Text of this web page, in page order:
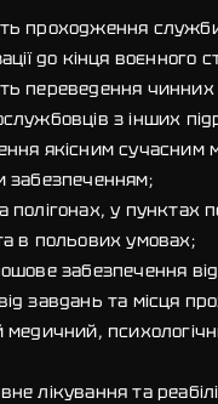
проходження
до кінця воєнного
переведення чинних
з інших
якісним сучасним
забезпеченням;
у пунктах
в польових умовах;
забезпечення
завдань та місця
медичний,
лікування та